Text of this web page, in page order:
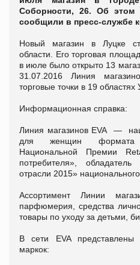
Соборности, 26. Об этом
сообщили в пресс-службе
Новый магазин в Луцке
области. Его торговая
в июле было открыто 13
31.07.2016 Линия
торговые точки в 19 областях
Информационная справка:
Линия магазинов EVA —
для женщин формата
Национальной Премии
потребителя»,
отрасли 2015»
Ассортимент Линии
парфюмерия, средства
товары по уходу за детьми,
В сети EVA представлены
маркок: